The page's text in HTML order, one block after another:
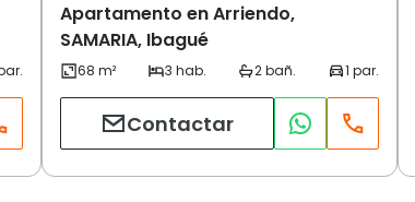
Apartamento en Arriendo,
SAMARIA, Ibagué
Contactar